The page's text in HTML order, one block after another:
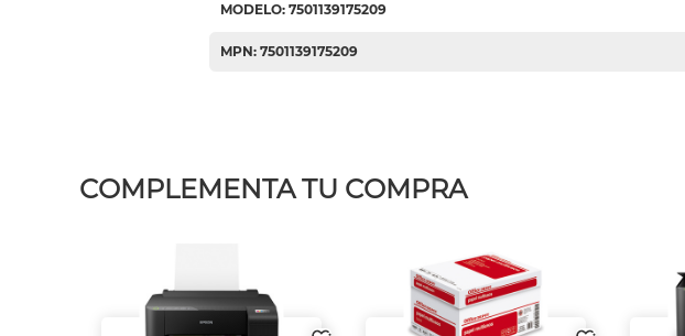
MODELO: 7501139175209
MPN: 7501139175209
COMPLEMENTA TU COMPRA